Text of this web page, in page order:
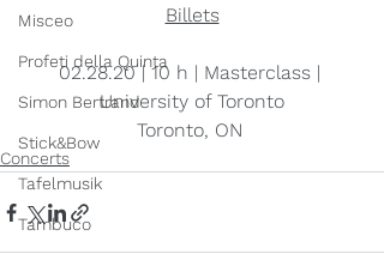
Misceo
Profeti della Quinta
Simon Bertrand
Stick&Bow
Tafelmusik
Tambuco
Billets
02.28.20 | 10 h | Masterclass |
University of Toronto
Toronto, ON
Concerts